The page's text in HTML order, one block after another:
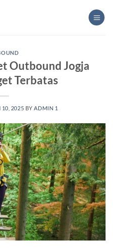
Outbound Jogja
Terbatas
10, 2025 BY ADMIN 1